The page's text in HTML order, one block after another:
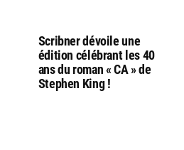
Scribner dévoile une
édition célébrant les 40
ans du roman « CA » de
Stephen King !